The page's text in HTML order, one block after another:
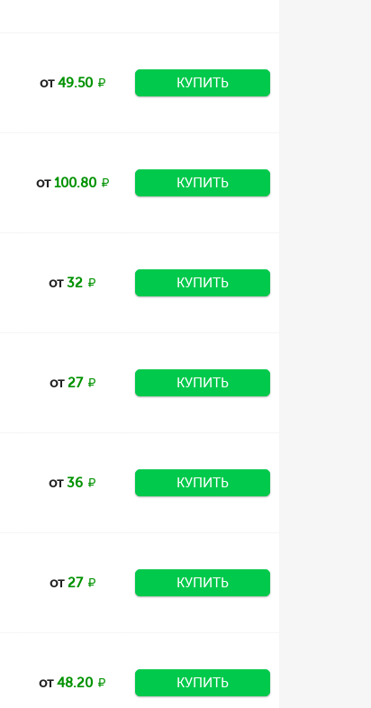
от49.50 КУПИТЬ
от100.80 КУПИТЬ
от32 КУПИТЬ
от27 КУПИТЬ
от36 КУПИТЬ
от27 КУПИТЬ
от48.20 КУПИТЬ